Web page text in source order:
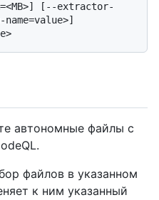
[--extractor-
автономные файлы с
файлов в указанном
к ним указанный